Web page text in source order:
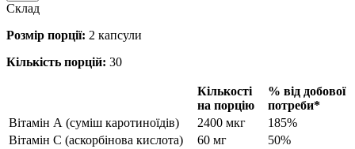
Склад
Розмір порції: 2 капсули
Кількість порцій: 30
Кількості
на порцію
% від добової
потреби*
Вітамін А (суміш каротиноїдів)
2400 мкг
185%
Вітамін С (аскорбінова кислота)
60 мг
50%